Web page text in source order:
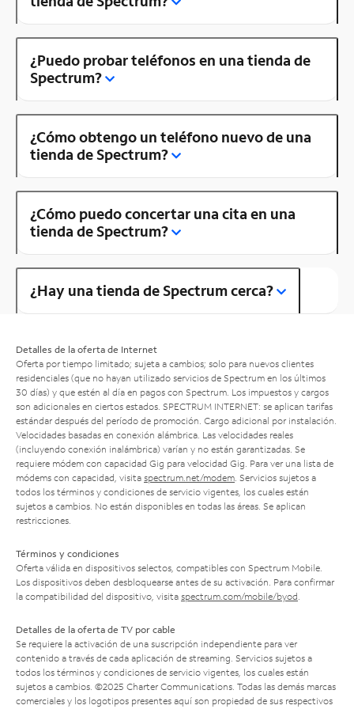
¿Puedo probar teléfonos en una tienda de
Spectrum?
¿Cómo obtengo un teléfono nuevo de una
tienda de Spectrum?
¿Cómo puedo concertar una cita en una
tienda de Spectrum?
¿Hay una tienda de Spectrum cerca?
Detalles de la oferta de Internet
Oferta por tiempo limitado; sujeta a cambios; solo para nuevos clientes
residenciales (que no hayan utilizado servicios de Spectrum en los últimos
30 días) y que estén al día en pagos con Spectrum. Los impuestos y cargos
son adicionales en ciertos estados. SPECTRUM INTERNET: se aplican tarifas
estándar después del período de promoción. Cargo adicional por instalación.
Velocidades basadas en conexión alámbrica. Las velocidades reales
(incluyendo conexión inalámbrica) varían y no están garantizadas. Se
requiere módem con capacidad Gig para velocidad Gig. Para ver una lista de
módems con capacidad, visita spectrum.net/modem . Servicios sujetos a
todos los términos y condiciones de servicio vigentes, los cuales están
sujetos a cambios. No están disponibles en todas las áreas. Se aplican
restricciones.
Términos y condiciones
Oferta válida en dispositivos selectos, compatibles con Spectrum Mobile.
Los dispositivos deben desbloquearse antes de su activación. Para confirmar
la compatibilidad del dispositivo, visita spectrum.com/mobile/byod
Detalles de la oferta de TV por cable
Se requiere la activación de una suscripción independiente para ver
contenido a través de cada aplicación de streaming. Servicios sujetos a
todos los términos y condiciones de servicio vigentes, los cuales están
sujetos a cambios. ©2025 Charter Communications. Todas las demás marcas
comerciales y los logotipos presentes aquí son propiedad de sus respectivos